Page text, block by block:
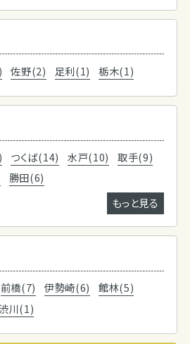
佐野(2) 足利(1) 栃木(1)
つくば(14) 水戸(10)
取手(9)
勝田(6)
もっと見る
前橋(7) 伊勢崎(6)
館林(5)
渋川(1)